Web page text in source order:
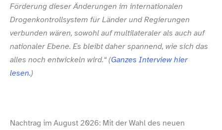
Förderung dieser Änderungen im internationalen
Drogenkontrollsystem für Länder und Regierungen
verbunden wären, sowohl auf multilateraler als auch auf
nationaler Ebene. Es bleibt daher spannend, wie sich das
alles noch entwickeln wird.“ (Ganzes Interview hier
lesen.)
Nachtrag im August 2026: Mit der Wahl des neuen